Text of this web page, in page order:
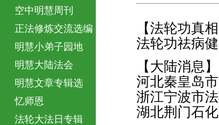
空中明慧周刊
正法修炼交流选编
明慧小弟子园地
明慧大陆法会
明慧文章专辑选
忆师恩
法轮大法日专辑
【法轮功真
法轮功祛病
【大陆消息】
河北秦皇岛
浙江宁波市
湖北荆门石